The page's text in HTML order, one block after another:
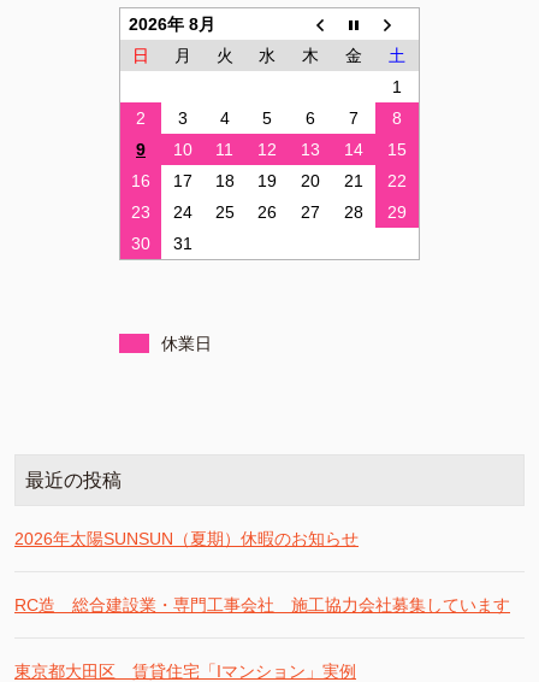
2026年 8月
日
月 火 水 木 金
土
1
2
3 4 5 6 7
8
9
10 11 12 13 14
15
16
17 18 19 20 21
22
23
24 25 26 27 28
29
30
31
休業日
最近の投稿
2026年太陽SUNSUN（夏期）休暇のお知らせ
RC造 総合建設業・専門工事会社 施工協力会社募集しています
東京都大田区 賃貸住宅「Iマンション」実例